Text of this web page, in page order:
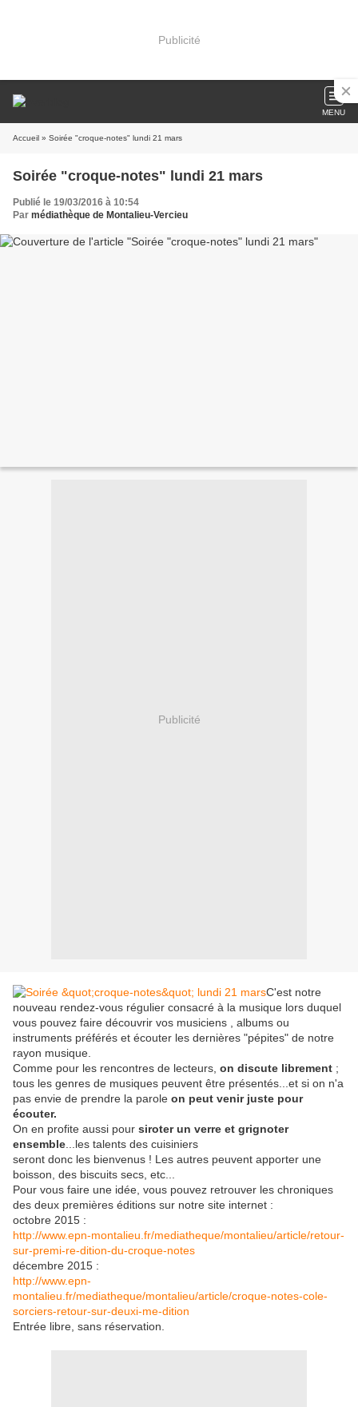
Publicité
MENU
Accueil » Soirée "croque-notes" lundi 21 mars
Soirée "croque-notes" lundi 21 mars
Publié le 19/03/2016 à 10:54
Par médiathèque de Montalieu-Vercieu
Publicité
C'est notre
nouveau rendez-vous régulier consacré à la musique lors duquel
vous pouvez faire découvrir vos musiciens , albums ou
instruments préférés et écouter les dernières "pépites" de notre
rayon musique.
Comme pour les rencontres de lecteurs, on discute librement ;
tous les genres de musiques peuvent être présentés...et si on n'a
pas envie de prendre la parole on peut venir juste pour
écouter.
On en profite aussi pour siroter un verre et grignoter
ensemble ...les talents des cuisiniers
seront donc les bienvenus ! Les autres peuvent apporter une
boisson, des biscuits secs, etc...
Pour vous faire une idée, vous pouvez retrouver les chroniques
des deux premières éditions sur notre site internet :
octobre 2015 :
http://www.epn-montalieu.fr/mediatheque/montalieu/article/retour-
sur-premi-re-dition-du-croque-notes
décembre 2015 :
http://www.epn-
montalieu.fr/mediatheque/montalieu/article/croque-notes-cole-
sorciers-retour-sur-deuxi-me-dition
Entrée libre, sans réservation.